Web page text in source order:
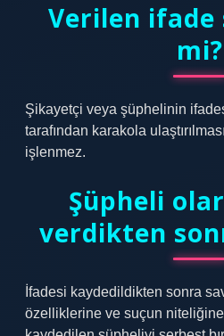
Verilen ifade
mi?
Şikayetçi veya şüphelinin
tarafından karakola
işlenmez.
Şüpheli
verdikten
İfadesi kaydedildikten sonra
özelliklerine ve suçun